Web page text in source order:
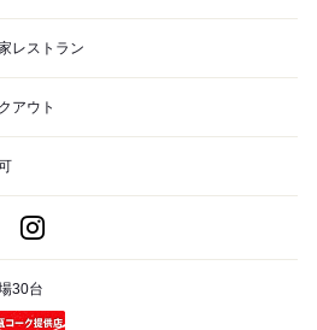
レストラン
アウト
30台